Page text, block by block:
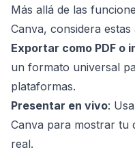
Más allá de las
Canva, considera estas
Exportar como PDF o
un formato universal
plataformas.
Presentar en vivo:
Canva para mostrar tu
real.